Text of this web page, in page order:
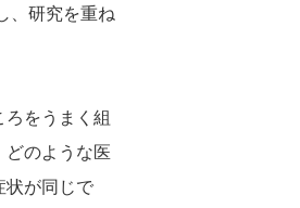
、研究を重ね
をうまく組
のような医
状が同じで